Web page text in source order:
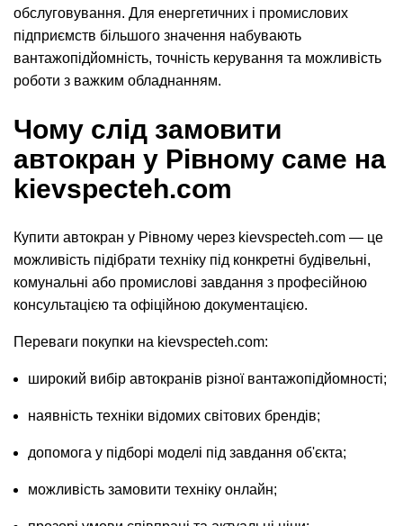
обслуговування. Для енергетичних і промислових
підприємств більшого значення набувають
вантажопідйомність, точність керування та можливість
роботи з важким обладнанням.
Чому слід замовити
автокран у Рівному саме на
kievspecteh.com
Купити автокран у Рівному через kievspecteh.com — це
можливість підібрати техніку під конкретні будівельні,
комунальні або промислові завдання з професійною
консультацією та офіційною документацією.
Переваги покупки на kievspecteh.com:
широкий вибір автокранів різної вантажопідйомності;
наявність техніки відомих світових брендів;
допомога у підборі моделі під завдання об'єкта;
можливість замовити техніку онлайн;